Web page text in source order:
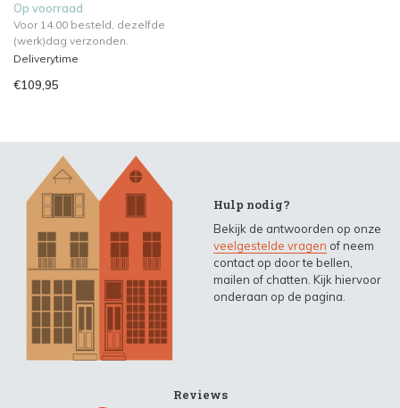
Op voorraad
Voor 14.00 besteld, dezelfde
(werk)dag verzonden.
Deliverytime
€109,95
Hulp nodig?
Bekijk de antwoorden op onze
veelgestelde vragen of neem
contact op door te bellen,
mailen of chatten. Kijk hiervoor
onderaan op de pagina.
Reviews